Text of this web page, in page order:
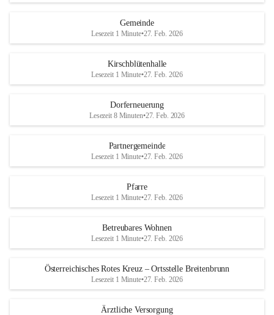
Gemeinde
Lesezeit 1 Minute•27. Feb. 2026
Kirschblütenhalle
Lesezeit 1 Minute•27. Feb. 2026
Dorferneuerung
Lesezeit 8 Minuten•27. Feb. 2026
Partnergemeinde
Lesezeit 1 Minute•27. Feb. 2026
Pfarre
Lesezeit 1 Minute•27. Feb. 2026
Betreubares Wohnen
Lesezeit 1 Minute•27. Feb. 2026
Österreichisches Rotes Kreuz – Ortsstelle Breitenbrunn
Lesezeit 1 Minute•27. Feb. 2026
Ärztliche Versorgung